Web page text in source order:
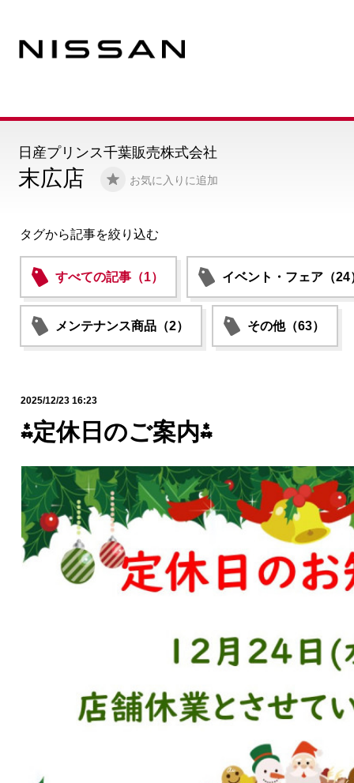
末広店 お気に入りに追加
日産プリンス千葉販売株式会社
タグから記事を絞り込む
すべての記事（1） イベント・フェア（24
メンテナンス商品（2） その他（63）
2025/12/23 16:23
⁂定休日のご案内⁂